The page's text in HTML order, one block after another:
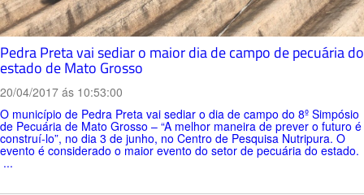
Pedra Preta vai sediar o maior dia de campo de pecuária do
estado de Mato Grosso
20/04/2017 ás 10:53:00
O município de Pedra Preta vai sediar o dia de campo do 8º Simpósio
de Pecuária de Mato Grosso – “A melhor maneira de prever o futuro é
construí-lo”, no dia 3 de junho, no Centro de Pesquisa Nutripura. O
evento é considerado o maior evento do setor de pecuária do estado.
...